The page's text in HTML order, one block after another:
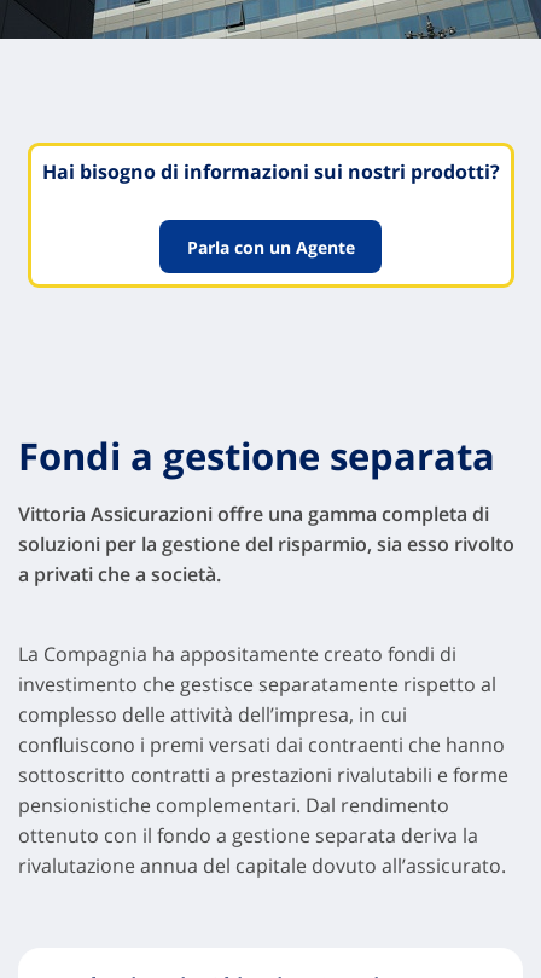
Hai bisogno di informazioni sui nostri prodotti?
Parla con un Agente
Fondi a gestione separata
Vittoria Assicurazioni offre una gamma completa di
soluzioni per la gestione del risparmio, sia esso rivolto
a privati che a società.
La Compagnia ha appositamente creato fondi di
investimento che gestisce separatamente rispetto al
complesso delle attività dell’impresa, in cui
confluiscono i premi versati dai contraenti che hanno
sottoscritto contratti a prestazioni rivalutabili e forme
pensionistiche complementari. Dal rendimento
ottenuto con il fondo a gestione separata deriva la
rivalutazione annua del capitale dovuto all’assicurato.